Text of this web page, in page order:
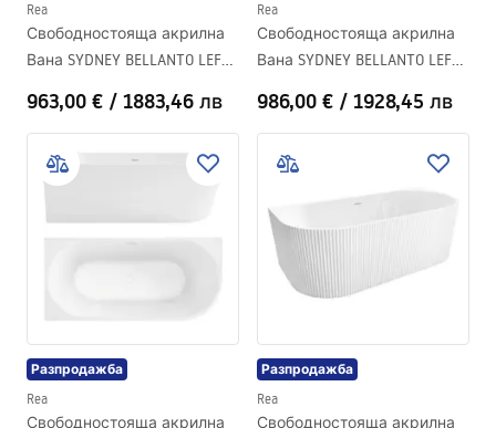
Rea
Свободностояща акрилна
Вана SYDNEY BELLANTO LEFT
963,00 € / 1883,46 лв
Rea
Свободностояща акрилна
Вана SYDNEY BELLANTO LEFT
986,00 € / 1928,45 лв
Разпродажба
Rea
Свободностояща акрилна
Разпродажба
Rea
Свободностояща акрилна